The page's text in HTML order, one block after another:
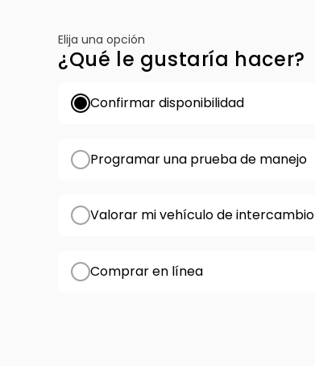
Elija una opción
¿Qué le gustaría hacer?
Confirmar disponibilidad
Programar una prueba de manejo
Valorar mi vehículo de intercambio
Comprar en línea